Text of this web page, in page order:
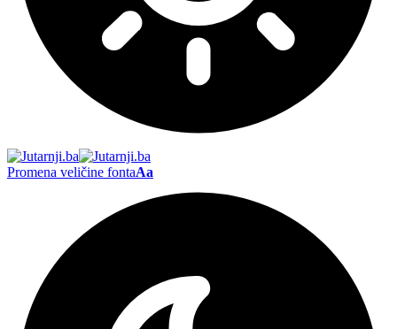
Promena veličine fontaAa